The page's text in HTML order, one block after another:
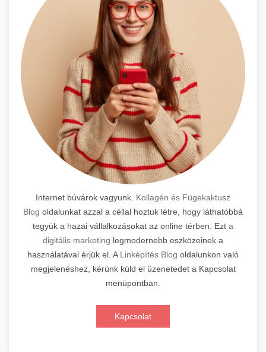
Internet búvárok vagyunk. Kollagén és Fügekaktusz
Blog oldalunkat azzal a céllal hoztuk létre, hogy láthatóbbá
tegyük a hazai vállalkozásokat az online térben. Ezt a
digitális marketing legmodernebb eszközeinek a
használatával érjük el. A Linképítés Blog oldalunkon való
megjelenéshez, kérünk küld el üzenetedet a Kapcsolat
menüpontban.
Kapcsolat